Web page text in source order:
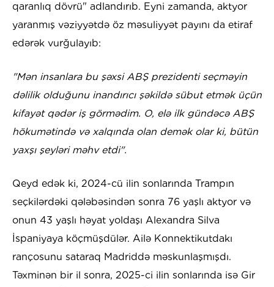
qaranlıq dövrü" adlandırıb. Eyni zamanda, aktyor
yaranmış vəziyyətdə öz məsuliyyət payını da etiraf
edərək vurğulayıb:
"Mən insanlara bu şəxsi ABŞ prezidenti seçməyin
dəlilik olduğunu inandırıcı şəkildə sübut etmək üçün
kifayət qədər iş görmədim. O, elə ilk gündəcə ABŞ
hökumətində və xalqında olan demək olar ki, bütün
yaxşı şeyləri məhv etdi".
Qeyd edək ki, 2024-cü ilin sonlarında Trampın
seçkilərdəki qələbəsindən sonra 76 yaşlı aktyor və
onun 43 yaşlı həyat yoldaşı Alexandra Silva
İspaniyaya köçmüşdülər. Ailə Konnektikutdakı
rançosunu sataraq Madriddə məskunlaşmışdı.
Təxminən bir il sonra, 2025-ci ilin sonlarında isə Gir